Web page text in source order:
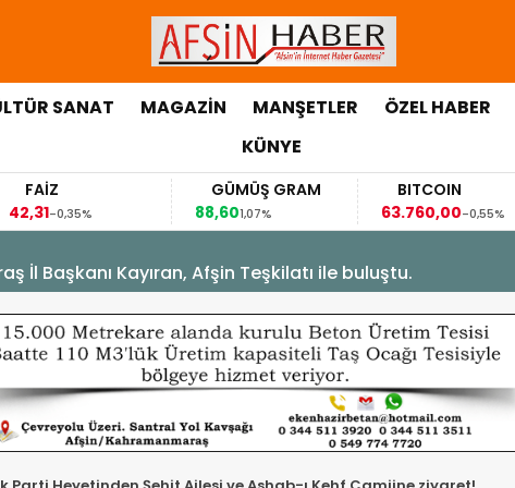
SANAT MAGAZİN MANŞETLER ÖZEL HABER
KÜNYE
GÜMÜŞ GRAM
1,07%
BITCOIN
63.760,00
-0,55%
İl Başkanı Kayıran, Afşin Teşkilatı ile buluştu.